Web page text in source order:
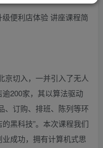
级便利店体验 讲座课程简
京切入，一并引入了无人
200家，其以算法驱动
、订购、排班、陈列等环
黑科技”。本次课程我们
成功，拥有计算机式思